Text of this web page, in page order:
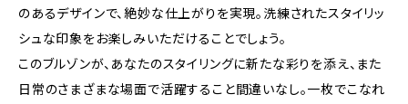
のあるデザインで、絶妙な仕上がりを実現。洗練されたスタイリッ
シュな印象をお楽しみいただけることでしょう。
このブルゾンが、あなたのスタイリングに新たな彩りを添え、また
日常のさまざまな場面で活躍すること間違いなし。一枚でこなれ